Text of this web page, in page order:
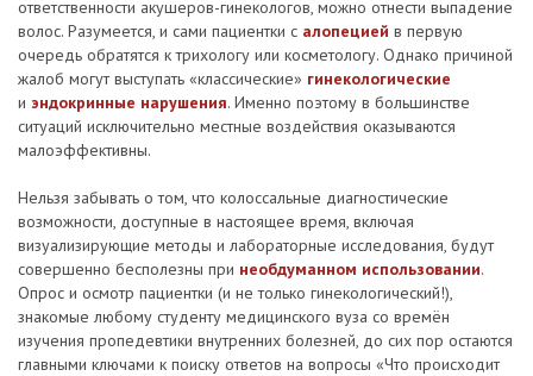
ответственности акушеров-гинекологов, можно отнести выпадение
волос. Разумеется, и сами пациентки с алопецией в первую
очередь обратятся к трихологу или косметологу. Однако причиной
жалоб могут выступать «классические» гинекологические
и эндокринные нарушения. Именно поэтому в большинстве
ситуаций исключительно местные воздействия оказываются
малоэффективны.
Нельзя забывать о том, что колоссальные диагностические
возможности, доступные в настоящее время, включая
визуализирующие методы и лабораторные исследования, будут
совершенно бесполезны при необдуманном использовании.
Опрос и осмотр пациентки (и не только гинекологический!),
знакомые любому студенту медицинского вуза со времён
изучения пропедевтики внутренних болезней, до сих пор остаются
главными ключами к поиску ответов на вопросы «Что происходит